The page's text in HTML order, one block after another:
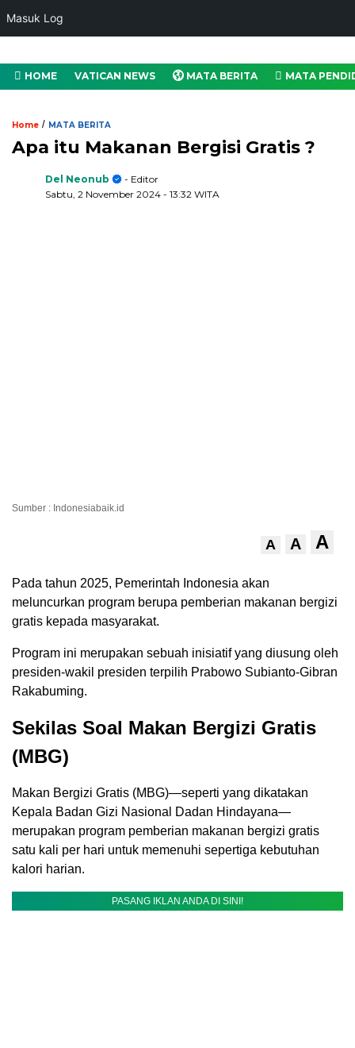
Masuk Log
HOME VATICAN NEWS MATA BERITA MATA
Home / MATA BERITA
Apa itu Makanan Bergisi Gratis ?
Del Neonub
- Editor
Sabtu, 2 November 2024 - 13:32 WITA
Sumber : Indonesiabaik.id
A A A
Pada tahun 2025, Pemerintah Indonesia akan
meluncurkan program berupa pemberian makanan bergizi
gratis kepada masyarakat.
Program ini merupakan sebuah inisiatif yang diusung oleh
presiden-wakil presiden terpilih Prabowo Subianto-Gibran
Rakabuming.
Sekilas Soal Makan Bergizi Gratis
(MBG)
Makan Bergizi Gratis (MBG)—seperti yang dikatakan
Kepala Badan Gizi Nasional Dadan Hindayana—
merupakan program pemberian makanan bergizi gratis
satu kali per hari untuk memenuhi sepertiga kebutuhan
kalori harian.
PASANG IKLAN ANDA DI SINI!